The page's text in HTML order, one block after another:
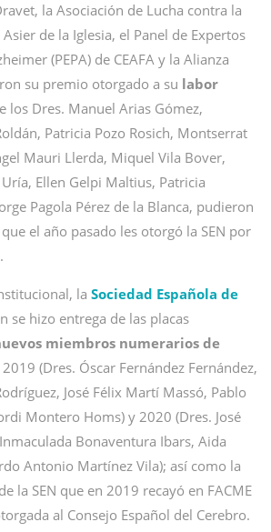
la Asociación de Lucha contra la
de la Iglesia, el Panel de Expertos
(PEPA) de CEAFA y la Alianza
su premio otorgado a su labor
los Dres. Manuel Arias Gómez,
Patricia Pozo Rosich, Montserrat
Mauri Llerda, Miquel Vila Bover,
Ellen Gelpi Maltius, Patricia
Pagola Pérez de la Blanca, pudieron
el año pasado les otorgó la SEN por
.
la Sociedad Española de
se hizo entrega de las placas
miembros numerarios de
2019 (Dres. Óscar Fernández Fernández,
José Félix Martí Massó, Pablo
Montero Homs) y 2020 (Dres. José
Bonaventura Ibars, Aida
Antonio Martínez Vila); así como la
la SEN que en 2019 recayó en FACME
al Consejo Español del Cerebro.